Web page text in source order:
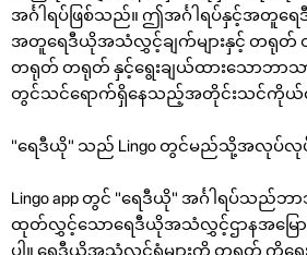
အင်္ဂါရပ်ဖြစ်သည်။ ဤအင်္ဂါရပ်နှင့်အတူရ
အတူရေဒီယိုအသံလွှင့်ချက်များနှင့် တရု
တရုတ် တရုတ် နှင့်ရွေးချယ်ထားသောဘာသ
တွင်သင်ရောက်ရှိနေသည့်အတိုင်းသင်ကိုယ်
"ရေဒီယို" သည် Lingo တွင်မည်သို့အလုပ်လု
Lingo app တွင် "ရေဒီယို" အင်္ဂါရပ်သည်ဘာ
ထုတ်လွှင့်သောရေဒီယိုအသံလွှင့်ဌာနအမြေ
ပါ။ ရေဒီယိုအသံလွှင့်ရုံများကို တရုတ် ကိုရွ